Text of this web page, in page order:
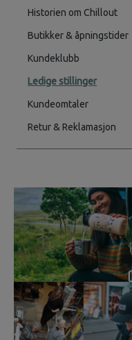
Historien om Chillout
Butikker & åpningstider
Kundeklubb
Ledige stillinger
Kundeomtaler
Retur & Reklamasjon